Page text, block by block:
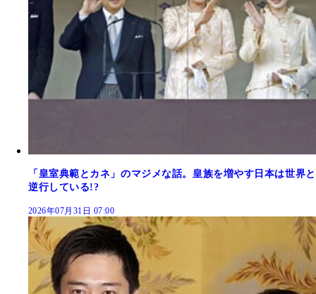
「皇室典範とカネ」のマジメな話。皇族を増やす日本は世界と
逆行している!?
2026年07月31日 07:00